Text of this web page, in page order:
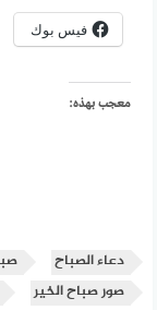
فيس بوك
معجب بهذه:
دعاء الصباح
صور صباح الخير